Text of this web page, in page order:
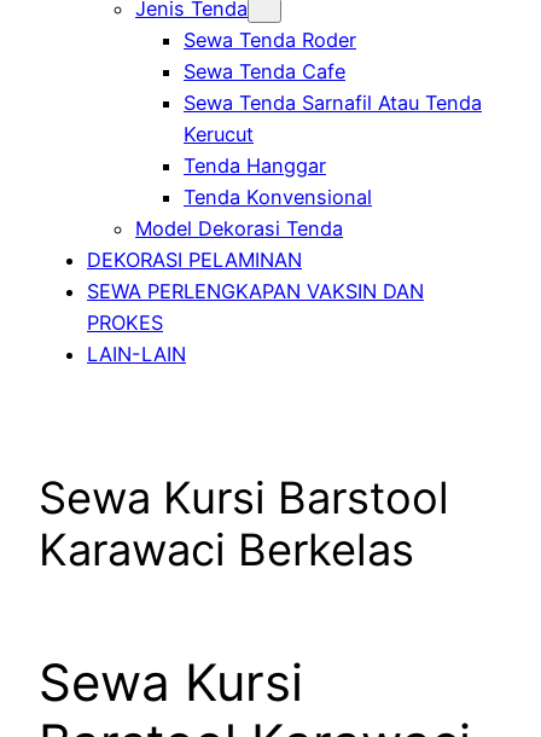
Jenis Tenda
Sewa Tenda Roder
Sewa Tenda Cafe
Sewa Tenda Sarnafil Atau Tenda
Kerucut
Tenda Hanggar
Tenda Konvensional
Model Dekorasi Tenda
DEKORASI PELAMINAN
SEWA PERLENGKAPAN VAKSIN DAN
PROKES
LAIN-LAIN
Sewa Kursi Barstool
Karawaci Berkelas
Sewa Kursi